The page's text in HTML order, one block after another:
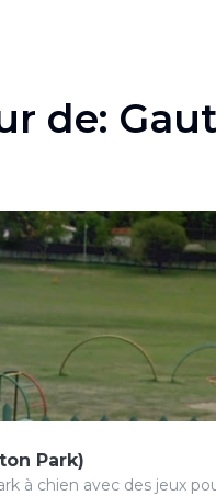
de:
Park)
à chien avec des jeux